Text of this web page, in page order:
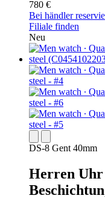
780 €
Bei händler
Filiale finden
Neu
DS-8 Gent 40mm
Herren Uhr